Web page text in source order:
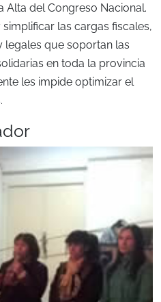
Alta del Congreso Nacional.
las cargas fiscales,
legales que soportan las
en toda la provincia
les impide optimizar el